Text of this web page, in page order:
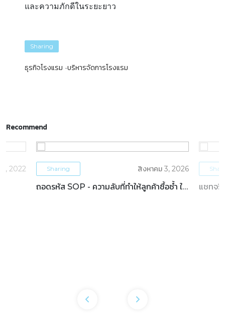
และความภักดีในระยะยาว
Sharing
ธุรกิจโรงแรม บริหารจัดการโรงแรม
Recommend
2022 Sharing สิงหาคม 3, 2026
ถอดรหัส SOP - ความลับที่ทำให้ลูกค้าซื้อซ้ำ ใน
แชทจริ